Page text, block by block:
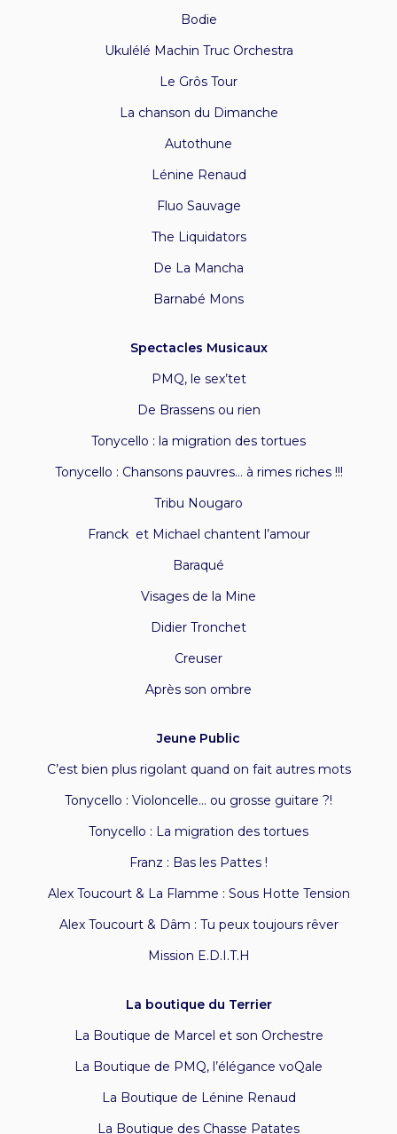
Bodie
Ukulélé Machin Truc Orchestra
Le Grôs Tour
La chanson du Dimanche
Autothune
Lénine Renaud
Fluo Sauvage
The Liquidators
De La Mancha
Barnabé Mons
Spectacles Musicaux
PMQ, le sex’tet
De Brassens ou rien
Tonycello : la migration des tortues
Tonycello : Chansons pauvres… à rimes riches !!!
Tribu Nougaro
Franck et Michael chantent l’amour
Baraqué
Visages de la Mine
Didier Tronchet
Creuser
Après son ombre
Jeune Public
C’est bien plus rigolant quand on fait autres mots
Tonycello : Violoncelle… ou grosse guitare ?!
Tonycello : La migration des tortues
Franz : Bas les Pattes !
Alex Toucourt & La Flamme : Sous Hotte Tension
Alex Toucourt & Dâm : Tu peux toujours rêver
Mission E.D.I.T.H
La boutique du Terrier
La Boutique de Marcel et son Orchestre
La Boutique de PMQ, l’élégance voQale
La Boutique de Lénine Renaud
La Boutique des Chasse Patates